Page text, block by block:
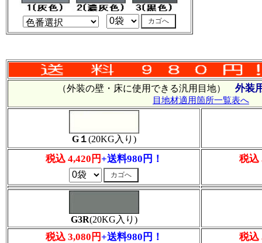
（外装の壁・床に使用できる汎用目地） 外装
目地材適用箇所一覧表へ
G１(20KG入り)
税込 4,420円+送料980円！ 税込
G3R(20KG入り)
税込 3,080円+送料980円！ 税込